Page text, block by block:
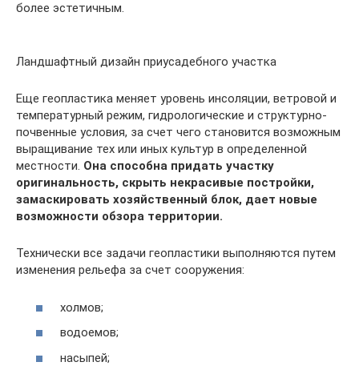
более эстетичным.
Ландшафтный дизайн приусадебного участка
Еще геопластика меняет уровень инсоляции, ветровой и
температурный режим, гидрологические и структурно-
почвенные условия, за счет чего становится возможным
выращивание тех или иных культур в определенной
местности. Она способна придать участку
оригинальность, скрыть некрасивые постройки,
замаскировать хозяйственный блок, дает новые
возможности обзора территории.
Технически все задачи геопластики выполняются путем
изменения рельефа за счет сооружения:
холмов;
водоемов;
насыпей;